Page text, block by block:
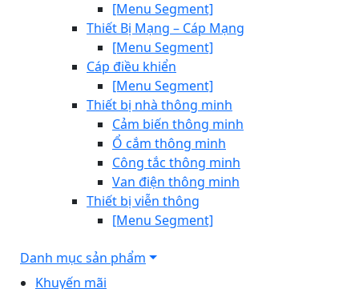
[Menu Segment]
Thiết Bị Mạng – Cáp Mạng
[Menu Segment]
Cáp điều khiển
[Menu Segment]
Thiết bị nhà thông minh
Cảm biến thông minh
Ổ cắm thông minh
Công tắc thông minh
Van điện thông minh
Thiết bị viễn thông
[Menu Segment]
Danh mục sản phẩm
Khuyến mãi